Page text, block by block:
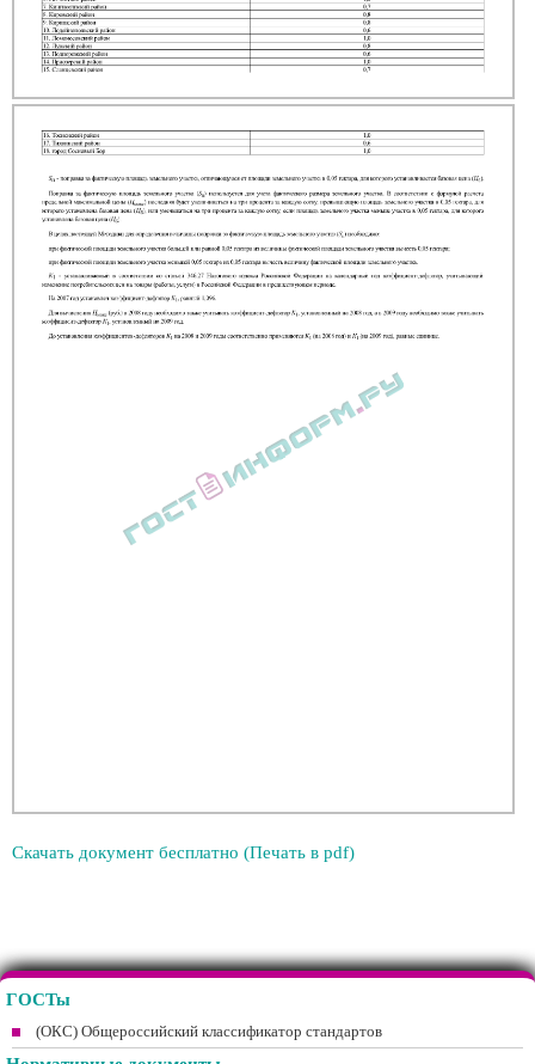
Скачать документ бесплатно (Печать в pdf)
ГОСТы
(ОКС) Общероссийский классификатор стандартов